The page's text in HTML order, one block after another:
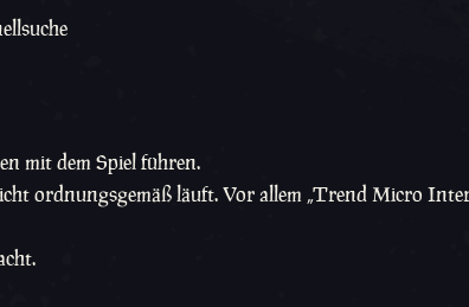
mit dem Spiel führen.
ordnungsgemäß läuft. Vor allem „Trend Micro